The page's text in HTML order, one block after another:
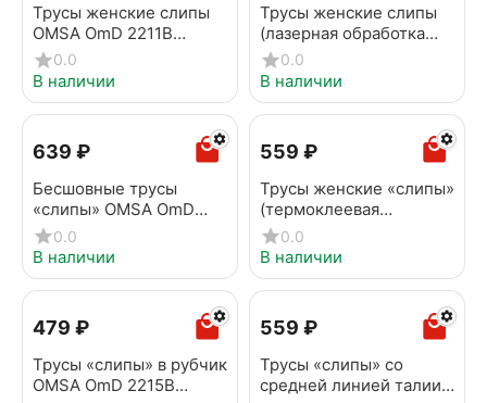
Трусы женские слипы
OMSA OmD 2211B
Invisible Slip Avorio
0.0
В наличии
Трусы женские слипы
(лазерная обработка
края) OMSA OmD 2213B
Invisible Slip militari
0.0
В наличии
‍639‍ ₽
Бесшовные трусы
«слипы» OMSA OmD
2211S Cotton Slip
Sherbet
0.0
В наличии
‍559‍ ₽
Трусы женские «слипы»
(термоклеевая
обработка края) OMSA
OmD 2214B Invisible Slip
Rosa antico
0.0
В наличии
‍479‍ ₽
Трусы «слипы» в рубчик
OMSA OmD 2215B
‍559‍ ₽
Трусы «слипы» со
средней линией талии